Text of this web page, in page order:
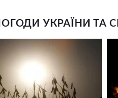
УКРАЇНИ ТА